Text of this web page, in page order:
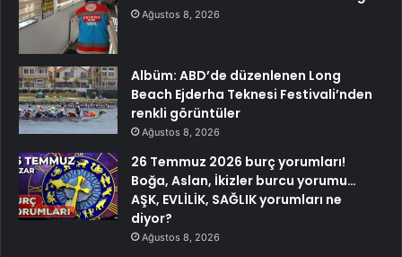
Ağustos 8, 2026
Albüm: ABD’de düzenlenen Long
Beach Ejderha Teknesi Festivali’nden
renkli görüntüler
Ağustos 8, 2026
26 Temmuz 2026 burç yorumları!
Boğa, Aslan, İkizler burcu yorumu…
AŞK, EVLİLİK, SAĞLIK yorumları ne
diyor?
Ağustos 8, 2026